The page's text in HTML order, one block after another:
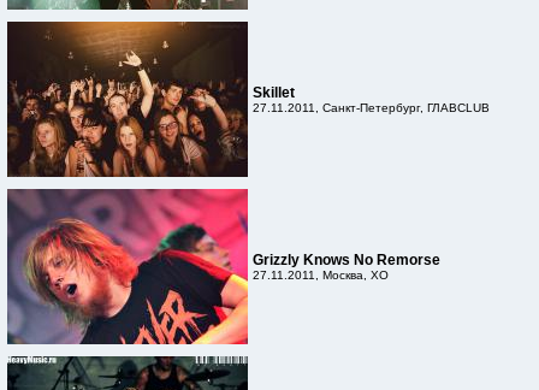
Skillet
27.11.2011, Санкт-Петербург, ГЛАВCLUB
Grizzly Knows No Remorse
27.11.2011, Москва, XO